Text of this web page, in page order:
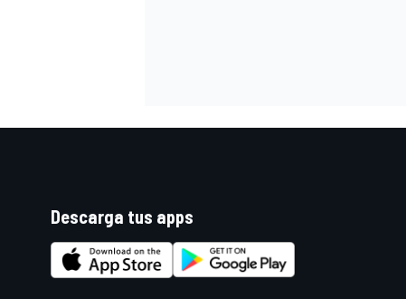
Descarga tus apps